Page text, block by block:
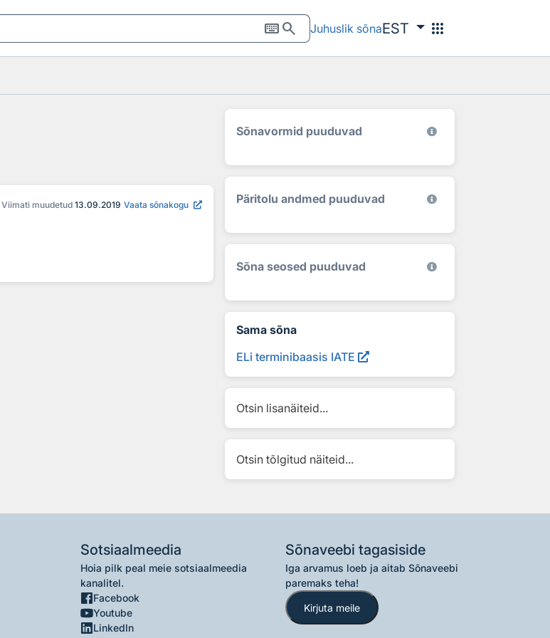
keyboardsearch Juhuslik sõnaEST apps
Viimati muudetud 13.09.2019 Vaata sõnakogu
Sõnavormid puuduvad
Päritolu andmed puuduvad
Sõna seosed puuduvad
Sama sõna
ELi terminibaasis IATE
Otsin lisanäiteid...
Otsin tõlgitud näiteid...
Sotsiaalmeedia
Hoia pilk peal meie sotsiaalmeedia
kanalitel.
Facebook
Youtube
LinkedIn
Sõnaveebi tagasiside
Iga arvamus loeb ja aitab Sõnaveebi
paremaks teha!
Kirjuta meile